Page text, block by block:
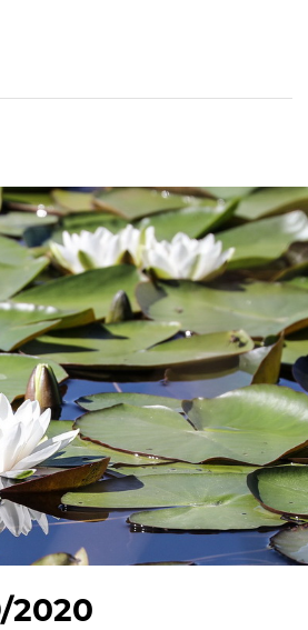
2020